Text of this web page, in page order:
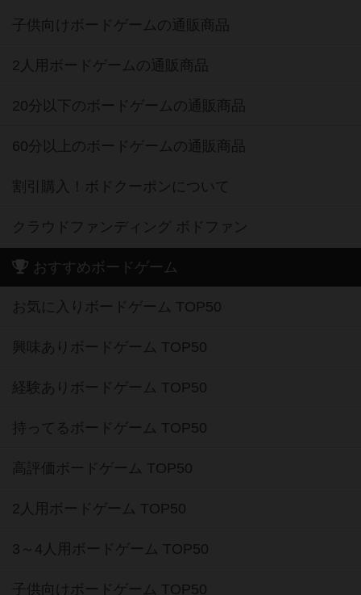
子供向けボードゲームの通販商品
2人用ボードゲームの通販商品
20分以下のボードゲームの通販商品
60分以上のボードゲームの通販商品
割引購入！ボドクーポンについて
クラウドファンディング ボドファン
おすすめボードゲーム
お気に入りボードゲーム TOP50
興味ありボードゲーム TOP50
経験ありボードゲーム TOP50
持ってるボードゲーム TOP50
高評価ボードゲーム TOP50
2人用ボードゲーム TOP50
3～4人用ボードゲーム TOP50
子供向けボードゲーム TOP50